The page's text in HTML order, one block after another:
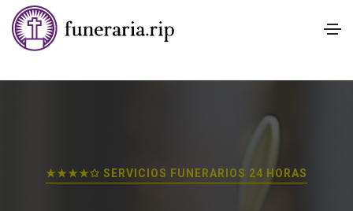
★★★★✩ SERVICIOS FUNERARIOS 24 HORAS